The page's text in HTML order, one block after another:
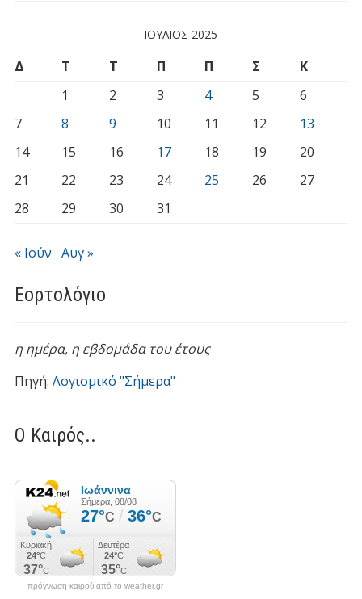
ΙΟΎΛΙΟΣ 2025
Δ Τ Τ Π Π Σ
Κ
1
2 3 4 5
6
7
8 9 10 11 12
13
14
15 16 17 18 19
20
21
22 23 24 25 26
27
28
29 30 31
« Ιούν Αυγ »
Εορτολόγιο
η ημέρα, η εβδομάδα του έτους
Πηγή: Λογισμικό "Σήμερα"
Ο Καιρός..
πρόγνωση καιρού από το weather.gr